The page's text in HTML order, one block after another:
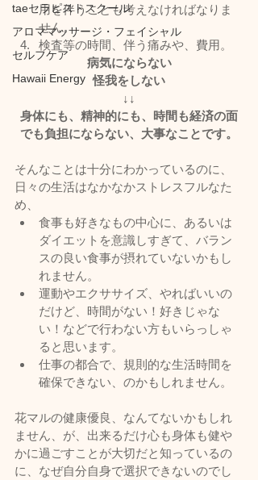
taeセラピストスクール
アロママッサージ・フェイシャル
セルフケア
Hawaii Energy
用を伴うことも考えなければなりま
せん。
検査等の時間、伴う痛みや、費用。
病気にならない
怪我をしない
↓↓
身体にも、精神的にも、時間も経済の面
でも負担にならない、大事なことです。
そんなことは十分にわかっているのに、
日々の生活はなかなかストレスフルなた
め、
食事も好きなもの中心に、あるいは
ダイエットを意識しすぎて、バラン
スの良い食事が摂れていないかもし
れません。
運動やエクササイズ、やればいいの
だけど、時間がない！好きじゃな
い！などで行わない方もいらっしゃ
ると思います。
仕事の都合で、規則的な生活時間を
確保できない、のかもしれません。
花マルの健康優良、なんてないかもしれ
ません、が、出来るだけ心も身体も健や
かに過ごすことが大切だと知っているの
に、なぜ自分自身で選択できないのでし